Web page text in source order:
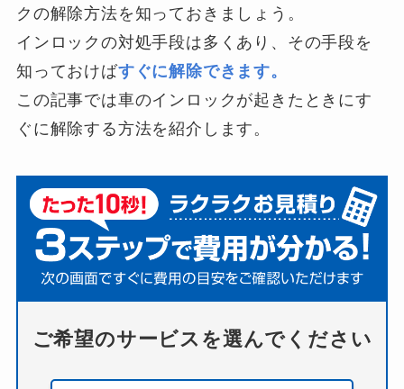
クの解除方法を知っておきましょう。
インロックの対処手段は多くあり、その手段を
知っておけばすぐに解除できます。
この記事では車のインロックが起きたときにす
ぐに解除する方法を紹介します。
ご希望のサービスを選んでください